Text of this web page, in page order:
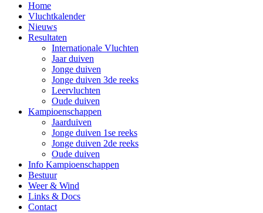
Home
Vluchtkalender
Nieuws
Resultaten
Internationale Vluchten
Jaar duiven
Jonge duiven
Jonge duiven 3de reeks
Leervluchten
Oude duiven
Kampioenschappen
Jaarduiven
Jonge duiven 1se reeks
Jonge duiven 2de reeks
Oude duiven
Info Kampioenschappen
Bestuur
Weer & Wind
Links & Docs
Contact